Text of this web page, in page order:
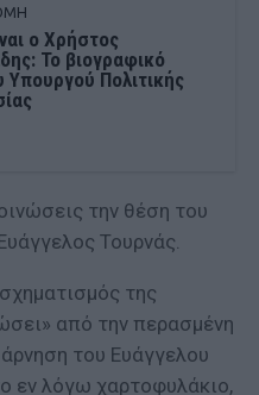
ο Χρήστος
Το βιογραφικό
Υπουργού Πολιτικής
την θέση του
Τουρνάς.
της
από την περασμένη
του Ευάγγελου
εν λόγω χαρτοφυλάκιο,